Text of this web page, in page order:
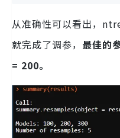
从准确性可以看出，
就完成了调参， 最佳的
= 200。